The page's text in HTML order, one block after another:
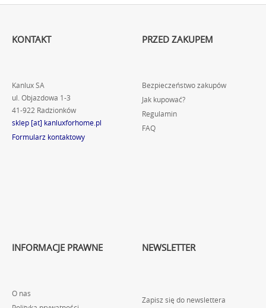
KONTAKT
Kanlux SA
ul. Objazdowa 1-3
41-922 Radzionków
sklep [at] kanluxforhome.pl
Formularz kontaktowy
PRZED ZAKUPEM
Bezpieczeństwo zakupów
Jak kupować?
Regulamin
FAQ
INFORMACJE PRAWNE
O nas
NEWSLETTER
Zapisz się do newslettera